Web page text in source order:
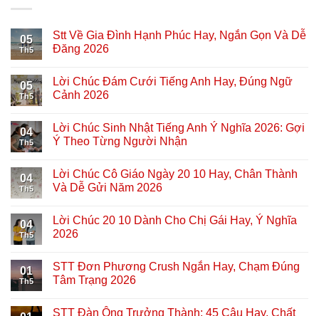
05
Th5
Stt Về Gia Đình Hạnh Phúc Hay, Ngắn Gọn Và Dễ
Đăng 2026
05
Th5
Lời Chúc Đám Cưới Tiếng Anh Hay, Đúng Ngữ
Cảnh 2026
04
Th5
Lời Chúc Sinh Nhật Tiếng Anh Ý Nghĩa 2026: Gợi
Ý Theo Từng Người Nhận
04
Th5
Lời Chúc Cô Giáo Ngày 20 10 Hay, Chân Thành
Và Dễ Gửi Năm 2026
04
Th5
Lời Chúc 20 10 Dành Cho Chị Gái Hay, Ý Nghĩa
2026
01
Th5
STT Đơn Phương Crush Ngắn Hay, Chạm Đúng
Tâm Trạng 2026
STT Đàn Ông Trưởng Thành: 45 Câu Hay, Chất